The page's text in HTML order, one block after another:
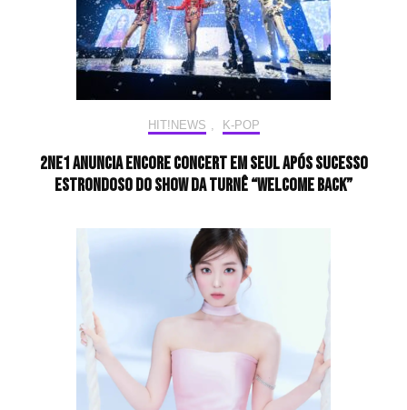
HIT!NEWS K-POP
2NE1 anuncia encore concert em Seul após sucesso
estrondoso do show da turnê “WELCOME BACK”